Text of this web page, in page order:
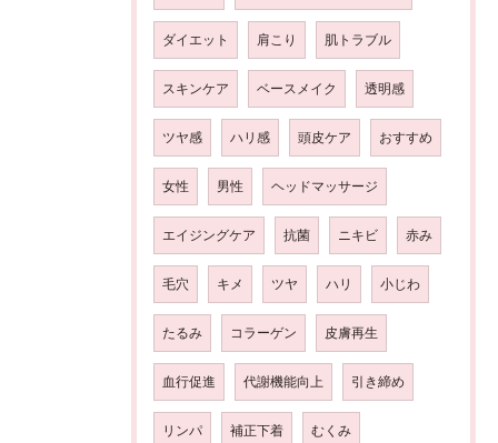
ダイエット 肩こり 肌トラブル
スキンケア ベースメイク 透明感
ツヤ感 ハリ感 頭皮ケア おすすめ
女性 男性 ヘッドマッサージ
エイジングケア 抗菌 ニキビ 赤み
毛穴 キメ ツヤ ハリ 小じわ
たるみ コラーゲン 皮膚再生
血行促進 代謝機能向上 引き締め
リンパ 補正下着 むくみ